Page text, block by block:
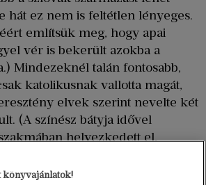
hát ez nem is feltétlen lényeges.
említsük meg, hogy apai
vér is bekerült azokba a
Mindezeknél talán fontosabb,
katolikusnak vallotta magát,
elvek szerint nevelte két
(A színész bátyja idővel
helyezkedett el,
könyvajánlatok!